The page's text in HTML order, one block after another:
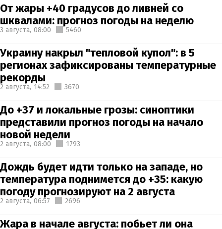
От жары +40 градусов до ливней со
шквалами: прогноз погоды на неделю
3 августа, 08:00 5460
Украину накрыл "тепловой купол": в 5
регионах зафиксированы температурные
рекорды
2 августа, 14:52 3670
До +37 и локальные грозы: синоптики
представили прогноз погоды на начало
новой недели
2 августа, 08:00 1793
Дождь будет идти только на западе, но
температура поднимется до +35: какую
погоду прогнозируют на 2 августа
2 августа, 06:57 2696
Жара в начале августа: побьет ли она